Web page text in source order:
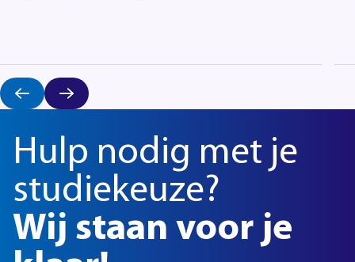
Hulp nodig met je
studiekeuze?
Wij staan voor je